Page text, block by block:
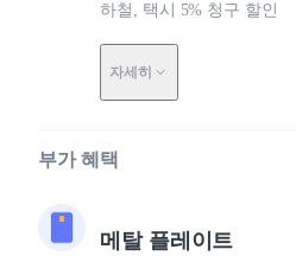
하철, 택시 5% 청구 할인
자세히
부가 혜택
메탈 플레이트